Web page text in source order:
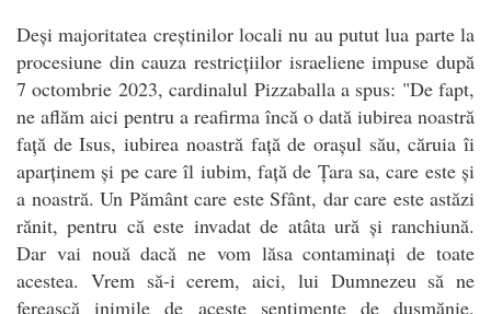
Deși majoritatea creștinilor locali nu au putut lua parte la
procesiune din cauza restricțiilor israeliene impuse după
7 octombrie 2023, cardinalul Pizzaballa a spus: "De fapt,
ne aflăm aici pentru a reafirma încă o dată iubirea noastră
față de Isus, iubirea noastră față de orașul său, căruia îi
aparținem și pe care îl iubim, față de Țara sa, care este și
a noastră. Un Pământ care este Sfânt, dar care este astăzi
rănit, pentru că este invadat de atâta ură și ranchiună.
Dar vai nouă dacă ne vom lăsa contaminați de toate
acestea. Vrem să-i cerem, aici, lui Dumnezeu să ne
ferească inimile de aceste sentimente de dușmănie.